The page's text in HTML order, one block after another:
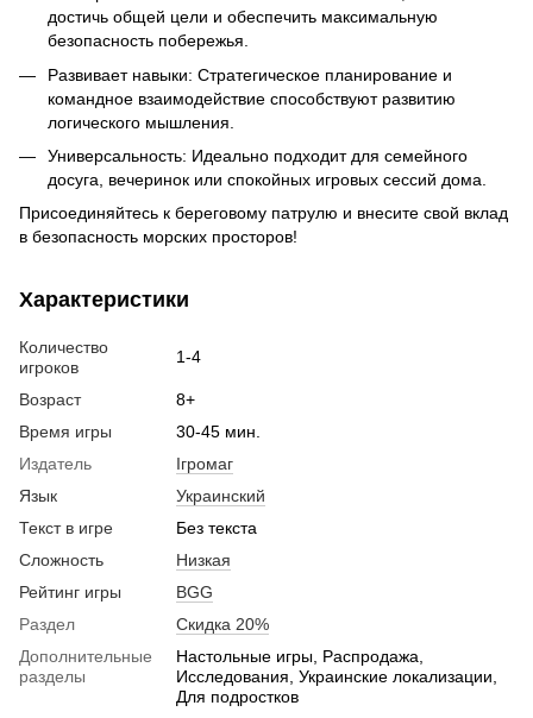
достичь общей цели и обеспечить максимальную
безопасность побережья.
Развивает навыки: Стратегическое планирование и
командное взаимодействие способствуют развитию
логического мышления.
Универсальность: Идеально подходит для семейного
досуга, вечеринок или спокойных игровых сессий дома.
Присоединяйтесь к береговому патрулю и внесите свой вклад
в безопасность морских просторов!
Характеристики
Количество
игроков
1-4
Возраст
8+
Время игры
30-45 мин.
Издатель
Ігромаг
Язык
Украинский
Текст в игре
Без текста
Сложность
Низкая
Рейтинг игры
BGG
Раздел
Скидка 20%
Дополнительные
разделы
Настольные игры, Распродажа,
Исследования, Украинские локализации,
Для подростков